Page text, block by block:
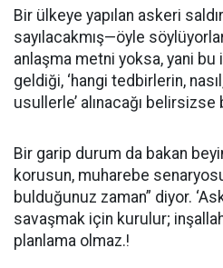
Bir ülkeye yapılan askeri
sayılacakmış—öyle
anlaşma metni yoksa, yani bu
geldiği, ‘hangi tedbirlerin,
usullerle’ alınacağı
Bir garip durum da bakan
korusun, muharebe
bulduğunuz zaman” diyor.
savaşmak için kurulur;
planlama olmaz.!